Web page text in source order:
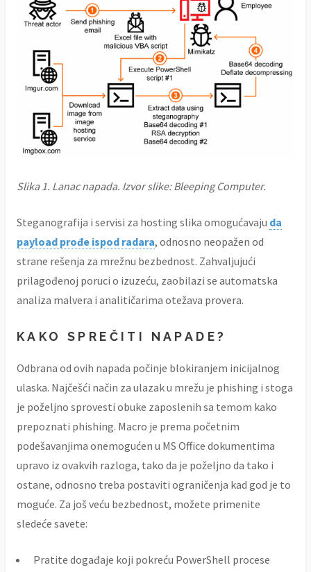
Slika 1. Lanac napada. Izvor slike: Bleeping Computer.
Steganografija i servisi za hosting slika omogućavaju da
payload prođe ispod radara, odnosno neopažen od
strane rešenja za mrežnu bezbednost. Zahvaljujući
prilagođenoj poruci o izuzeću, zaobilazi se automatska
analiza malvera i analitičarima otežava provera.
KAKO SPREČITI NAPADE?
Odbrana od ovih napada počinje blokiranjem inicijalnog
ulaska. Najčešći način za ulazak u mrežu je phishing i stoga
je poželjno sprovesti obuke zaposlenih sa temom kako
prepoznati phishing. Macro je prema početnim
podešavanjima onemogućen u MS Office dokumentima
upravo iz ovakvih razloga, tako da je poželjno da tako i
ostane, odnosno treba postaviti ograničenja kad god je to
moguće. Za još veću bezbednost, možete primenite
sledeće savete:
Pratite događaje koji pokreću PowerShell procese